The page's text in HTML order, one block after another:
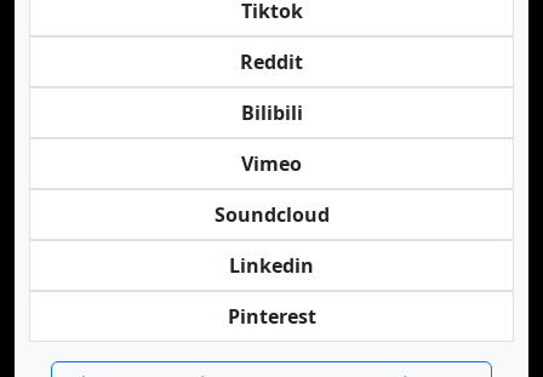
Tiktok
Reddit
Bilibili
Vimeo
Soundcloud
Linkedin
Pinterest